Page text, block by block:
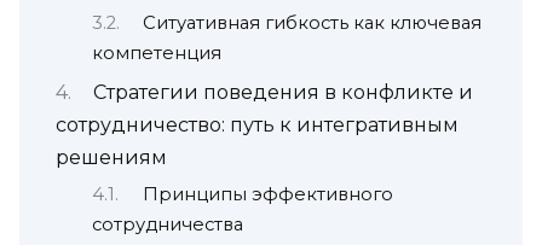
Ситуативная гибкость как ключевая
компетенция
Стратегии поведения в конфликте и
сотрудничество: путь к интегративным
решениям
Принципы эффективного
сотрудничества